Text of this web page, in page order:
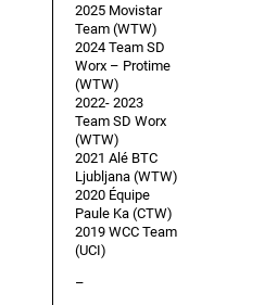
2025 Movistar
Team (WTW)
2024 Team SD
Worx – Protime
(WTW)
2022- 2023
Team SD Worx
(WTW)
2021 Alé BTC
Ljubljana (WTW)
2020 Équipe
Paule Ka (CTW)
2019 WCC Team
(UCI)
–